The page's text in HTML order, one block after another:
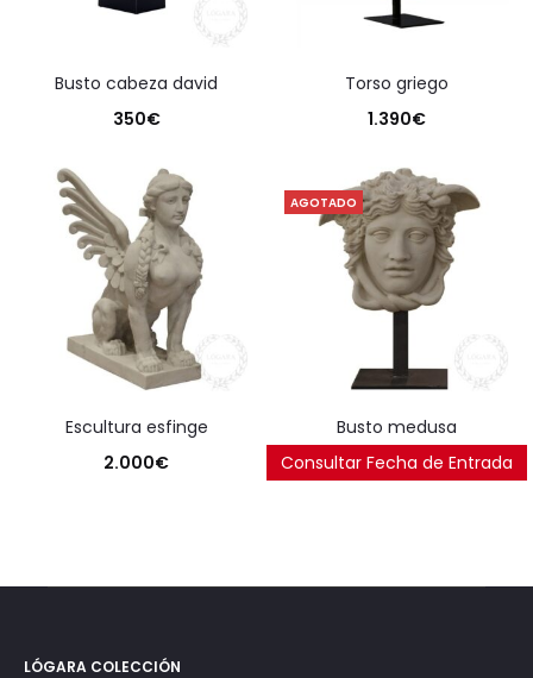
busto cabeza david
350€
torso griego
1.390€
escultura esfinge
2.000€
AGOTADO
busto medusa
425€
Consultar Fecha de Entrada
LÓGARA COLECCIÓN